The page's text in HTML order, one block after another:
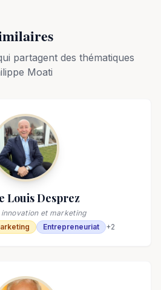
partagent des thématiques
Moati
Louis Desprez
innovation et marketing
Entrepreneuriat +2